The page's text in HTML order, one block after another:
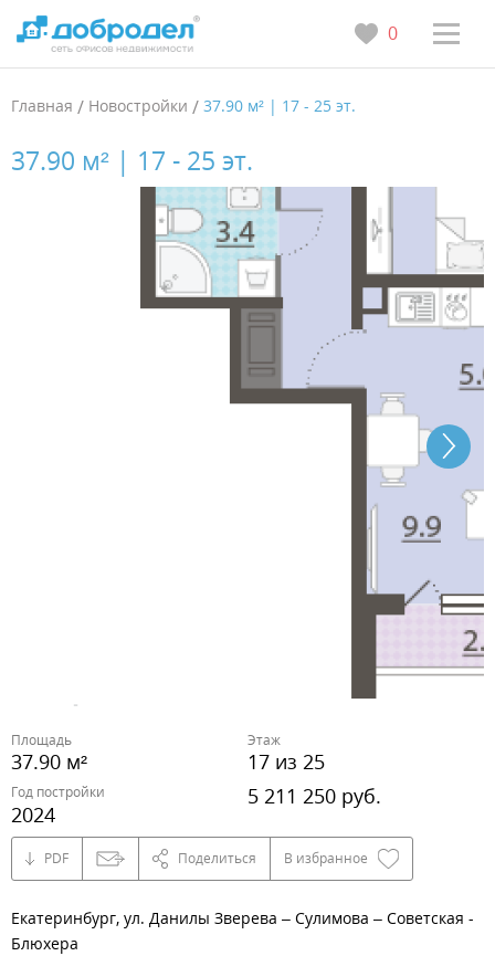
0
Главная / Новостройки / 37.90 м² | 17 - 25 эт.
37.90 м² | 17 - 25 эт.
Площадь
37.90 м²
Этаж
17 из 25
Год постройки
2024
5 211 250 руб.
PDF Поделиться В избранное
Екатеринбург, ул. Данилы Зверева – Сулимова – Советская -
Блюхера